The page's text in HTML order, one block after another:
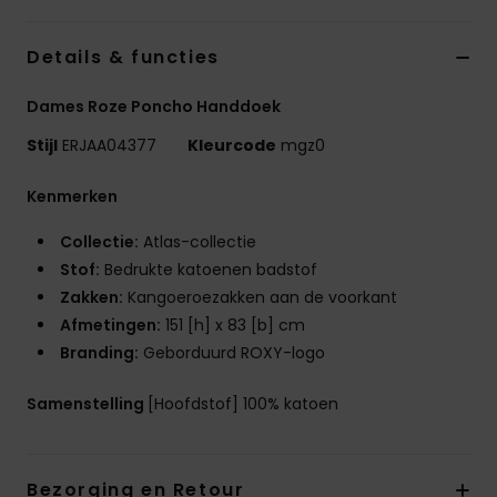
Details & functies
Dames Roze Poncho Handdoek
Stijl ERJAA04377 Kleurcode mgz0
Kenmerken
Collectie: Atlas-collectie
Stof: Bedrukte katoenen badstof
Zakken: Kangoeroezakken aan de voorkant
Afmetingen: 151 [h] x 83 [b] cm
Branding: Geborduurd ROXY-logo
Samenstelling [Hoofdstof] 100% katoen
Bezorging en Retour